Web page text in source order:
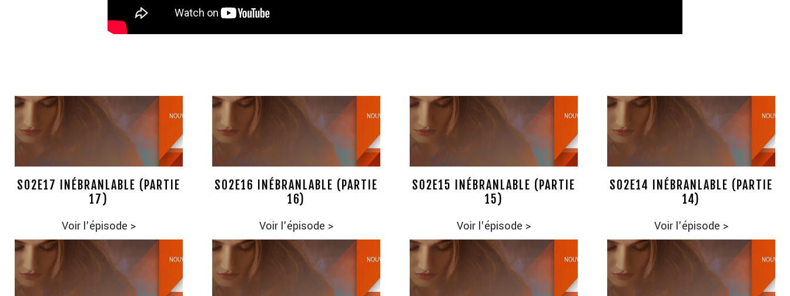
S02E17 INÉBRANLABLE (PARTIE
17)
Voir l'épisode >
S02E16 INÉBRANLABLE (PARTIE
16)
Voir l'épisode >
S02E15 INÉBRANLABLE (PARTIE
15)
Voir l'épisode >
S02E14 INÉBRANLABLE (PARTIE
14)
Voir l'épisode >